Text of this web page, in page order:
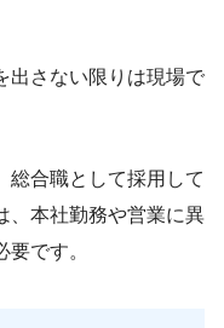
出さない限りは現場で
総合職として採用して
、本社勤務や営業に異
です。